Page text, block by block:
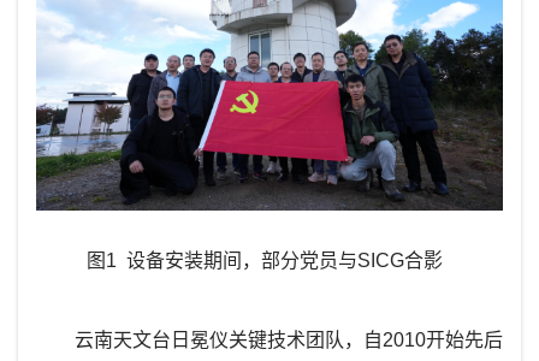
图1 设备安装期间，部分党员与SICG合影
云南天文台日冕仪关键技术团队，自2010开始先后